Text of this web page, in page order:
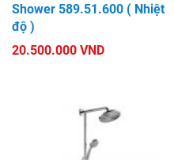
Shower 589.51.600 ( Nhiệt
độ )
20.500.000 VND